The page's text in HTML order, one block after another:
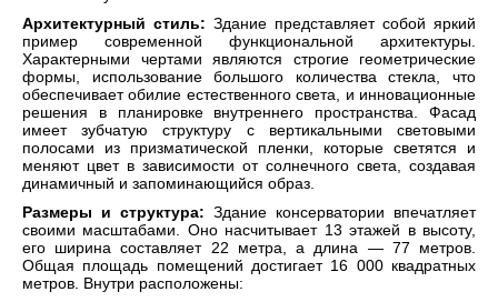
Архитектурный стиль: Здание представляет собой яркий
пример современной функциональной архитектуры.
Характерными чертами являются строгие геометрические
формы, использование большого количества стекла, что
обеспечивает обилие естественного света, и инновационные
решения в планировке внутреннего пространства. Фасад
имеет зубчатую структуру с вертикальными световыми
полосами из призматической пленки, которые светятся и
меняют цвет в зависимости от солнечного света, создавая
динамичный и запоминающийся образ.
Размеры и структура: Здание консерватории впечатляет
своими масштабами. Оно насчитывает 13 этажей в высоту,
его ширина составляет 22 метра, а длина — 77 метров.
Общая площадь помещений достигает 16 000 квадратных
метров. Внутри расположены: